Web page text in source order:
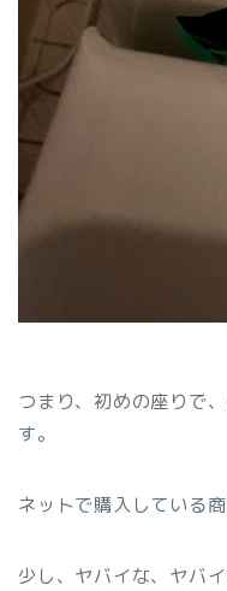
つまり、初めの座りで
す。
ネットで購入している商
少し、ヤバイな、ヤバ